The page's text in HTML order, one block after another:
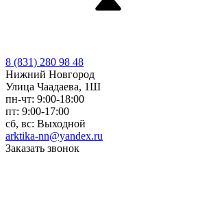
8 (831) 280 98 48
Нижний Новгород
Улица Чаадаева, 1Ш
пн-чт: 9:00-18:00
пт: 9:00-17:00
сб, вс: Выходной
arktika-nn@yandex.ru
Заказать звонок